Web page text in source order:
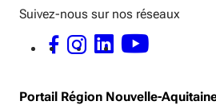
Suivez-nous sur nos réseaux
FACEBOOK - OUVERTURE DANS UNE
INSTAGRAM - OUVERTURE DANS UNE
LINKEDIN - OUVERTURE DANS
YOUTUBE - OUVERTURE
Portail Région Nouvelle-